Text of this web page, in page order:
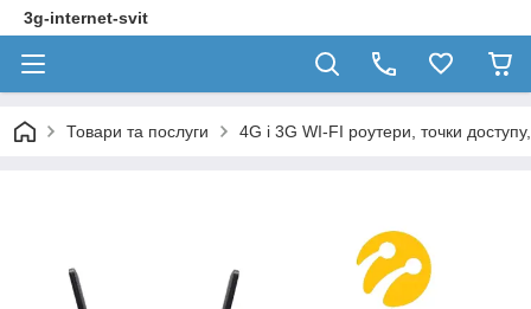
3g-internet-svit
Товари та послуги 4G і 3G WI-FI роутери, точки